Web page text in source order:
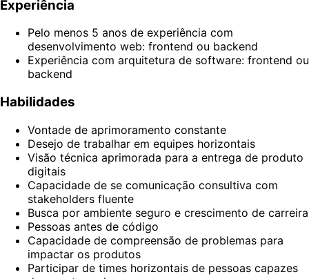
Experiência
Pelo menos 5 anos de experiência com
desenvolvimento web: frontend ou backend
Experiência com arquitetura de software: frontend ou
backend
Habilidades
Vontade de aprimoramento constante
Desejo de trabalhar em equipes horizontais
Visão técnica aprimorada para a entrega de produto
digitais
Capacidade de se comunicação consultiva com
stakeholders fluente
Busca por ambiente seguro e crescimento de carreira
Pessoas antes de código
Capacidade de compreensão de problemas para
impactar os produtos
Participar de times horizontais de pessoas capazes